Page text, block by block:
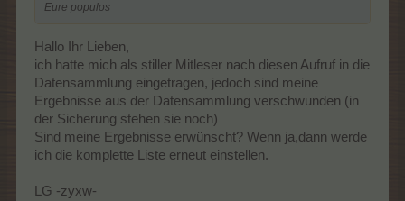
Eure populos
Hallo Ihr Lieben,
ich hatte mich als stiller Mitleser nach diesen Aufruf in die
Datensammlung eingetragen, jedoch sind meine
Ergebnisse aus der Datensammlung verschwunden (in
der Sicherung stehen sie noch)
Sind meine Ergebnisse erwünscht? Wenn ja,dann werde
ich die komplette Liste erneut einstellen.
LG -zyxw-